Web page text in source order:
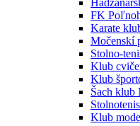
FK
Karate
Močenskí
Stolno-
Klub
Klub
Šach klub
Klub